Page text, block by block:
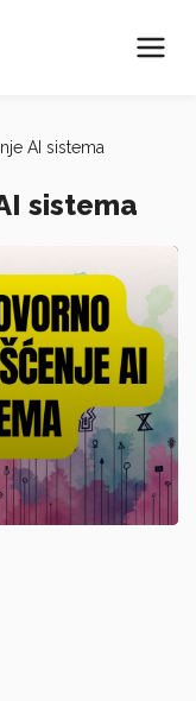
AI sistema
sistema